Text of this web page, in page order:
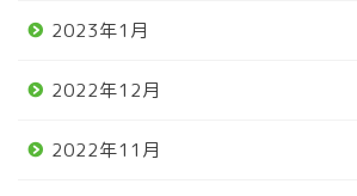
2023年1月
2022年12月
2022年11月